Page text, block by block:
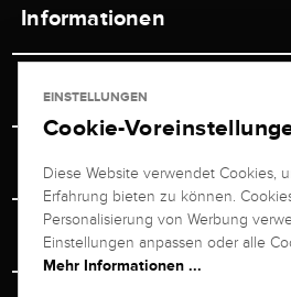
Informationen
Ladengeschäft
Versand & Zahlung
Ratgeber
Service
Newsletterabmeldung
Retouren-Service
Juwelier Brogle
Über uns
Unternehmen
Persönlicher Berater
EINSTELLUNGEN
Cookie-
Diese Website verwendet Cookies,
Erfahrung bieten zu können.
Personalisierung von Werbung
Einstellungen anpassen oder alle
Mehr Informationen ...